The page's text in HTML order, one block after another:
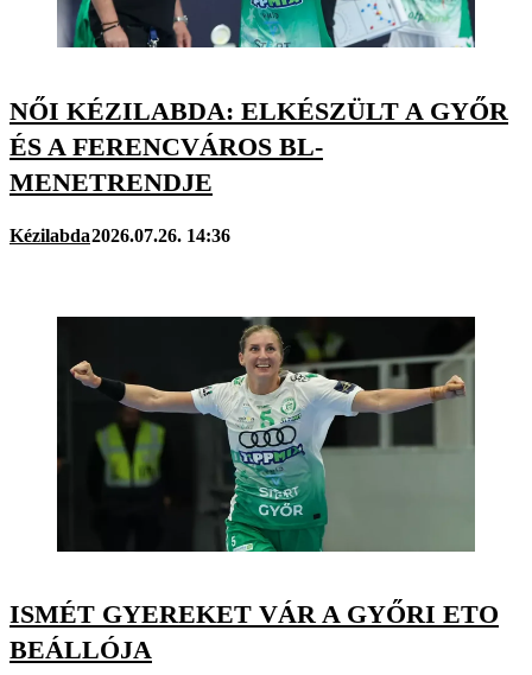
NŐI KÉZILABDA: ELKÉSZÜLT A GYŐR
ÉS A FERENCVÁROS BL-
MENETRENDJE
Kézilabda2026.07.26. 14:36
ISMÉT GYEREKET VÁR A GYŐRI ETO
BEÁLLÓJA